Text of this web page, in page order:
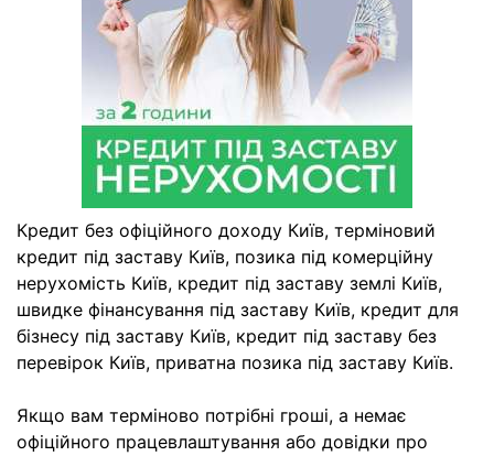
Кредит без офіційного доходу Київ, терміновий
кредит під заставу Київ, позика під комерційну
нерухомість Київ, кредит під заставу землі Київ,
швидке фінансування під заставу Київ, кредит для
бізнесу під заставу Київ, кредит під заставу без
перевірок Київ, приватна позика під заставу Київ.
Якщо вам терміново потрібні гроші, а немає
офіційного працевлаштування або довідки про